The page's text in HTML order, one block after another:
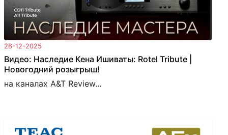
26-12-2025
Видео: Наследие Кена Ишиваты: Rotel Tribute |
Новогодний розыгрыш!
на каналах A&T Review...